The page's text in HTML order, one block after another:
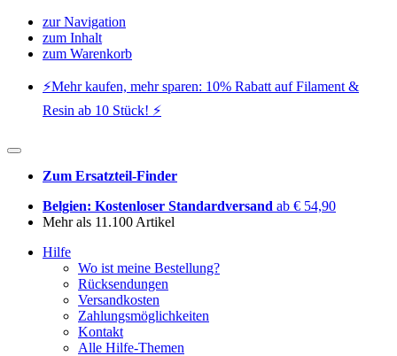
zur Navigation
zum Inhalt
zum Warenkorb
⚡️Mehr kaufen, mehr sparen: 10% Rabatt auf Filament &
Resin ab 10 Stück! ⚡️
Zum Ersatzteil-Finder
Belgien: Kostenloser Standardversand ab € 54,90
Mehr als 11.100 Artikel
Hilfe
Wo ist meine Bestellung?
Rücksendungen
Versandkosten
Zahlungsmöglichkeiten
Kontakt
Alle Hilfe-Themen